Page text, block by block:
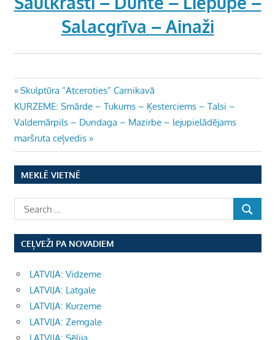
Salacgrīva – Ainaži
Ziņu
izvēlne
Previous
Post:
Skulptūra “Atceroties” Carnikavā
Next
Post:
KURZEME: Smārde – Tukums – Ķesterciems – Talsi –
Valdemārpils – Dundaga – Mazirbe – lejupielādējams
maršruta ceļvedis
MEKLĒ VIETNĒ
CEĻVEŽI PA NOVADIEM
LATVIJA: Vidzeme
LATVIJA: Latgale
LATVIJA: Kurzeme
LATVIJA: Zemgale
LATVIJA: Sēlija